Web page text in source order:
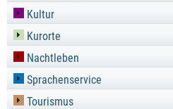
Kultur
Kurorte
Nachtleben
Sprachenservice
Tourismus